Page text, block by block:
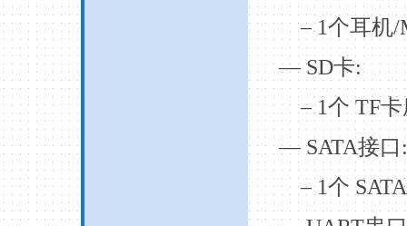
– 1个耳机/
— SD卡:
– 1个 TF卡
— SATA接口 :
– 1个 SATA